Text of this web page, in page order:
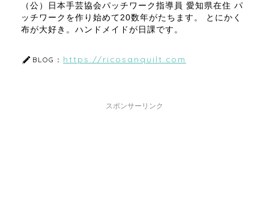
（公）日本手芸協会パッチワーク指導員 愛知県在住 パ
ッチワークを作り始めて20数年がたちます。 とにかく
布が大好き。ハンドメイドが日課です。
BLOG： https://ricosanquilt.com
スポンサーリンク